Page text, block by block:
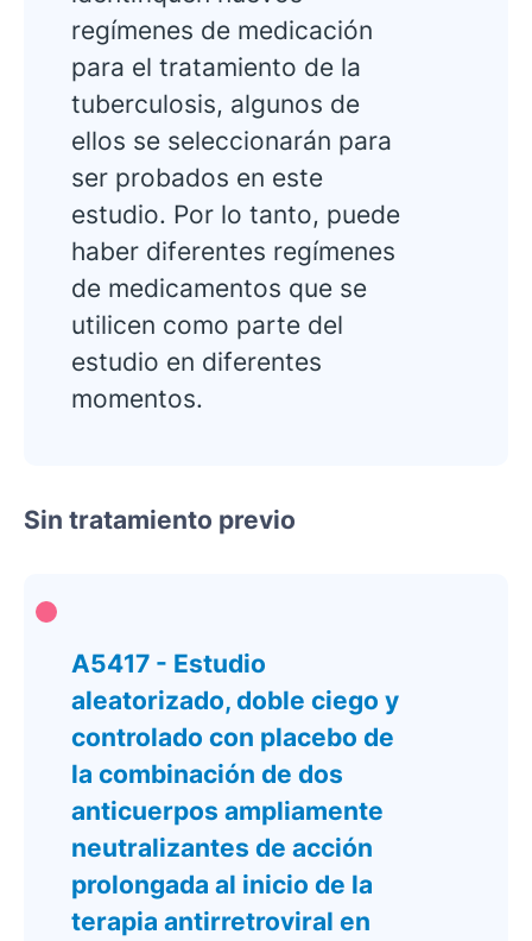
regímenes de medicación
para el tratamiento de la
tuberculosis, algunos de
ellos se seleccionarán para
ser probados en este
estudio. Por lo tanto, puede
haber diferentes regímenes
de medicamentos que se
utilicen como parte del
estudio en diferentes
momentos.
Sin tratamiento previo
A5417 - Estudio
aleatorizado, doble ciego y
controlado con placebo de
la combinación de dos
anticuerpos ampliamente
neutralizantes de acción
prolongada al inicio de la
terapia antirretroviral en